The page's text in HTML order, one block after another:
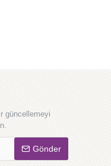
güncellemeyi
Gönder